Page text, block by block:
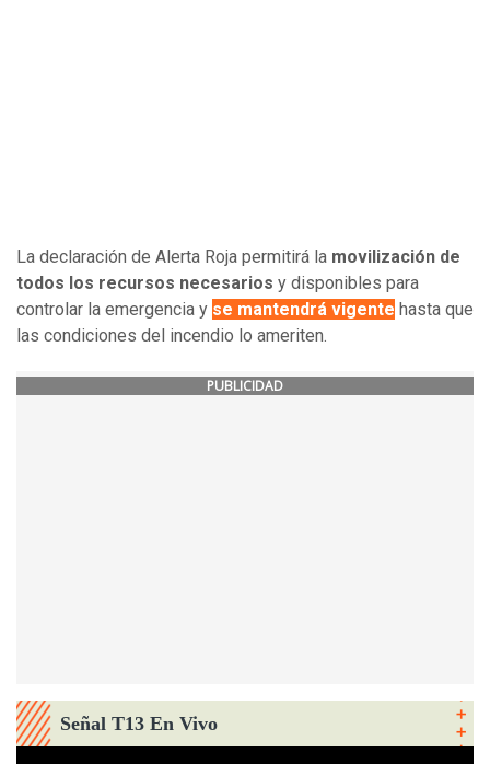
La declaración de Alerta Roja permitirá la movilización de
todos los recursos necesarios y disponibles para
controlar la emergencia y se mantendrá vigente hasta que
las condiciones del incendio lo ameriten.
PUBLICIDAD
Señal T13 En Vivo